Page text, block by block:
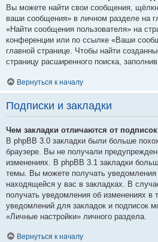
Вы можете найти свои сообщения,
ваши сообщения» в личном разделе на
«Найти сообщения пользователя» на
конференции или по ссылке «Ваши
главной странице. Чтобы найти
страницу расширенного поиска,
Вернуться к началу
Подписки и закладки
Чем закладки отличаются от
В phpBB 3.0 закладки были больше
браузере. Вы не получали
изменениях. В phpBB 3.1 закладки
темы. Вы можете получать уведомления
находящейся у вас в закладках. В
получать уведомления об изменениях
уведомлений для закладок и подписок
«Личные настройки» личного раздела.
Вернуться к началу